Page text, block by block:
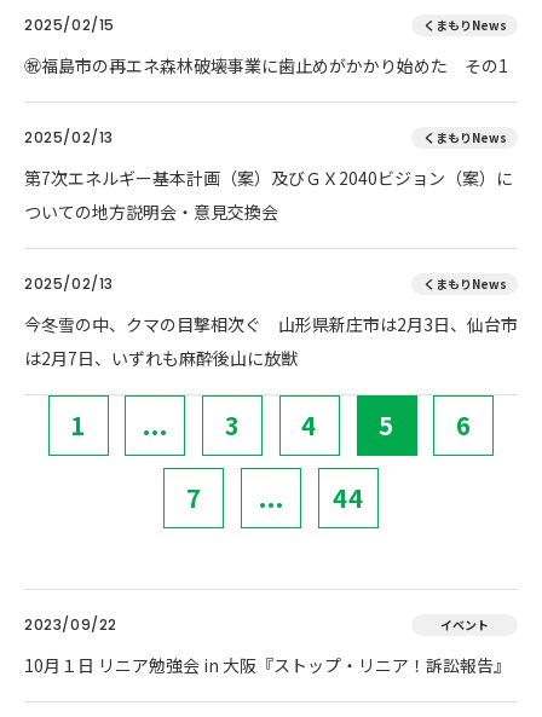
2025/02/15 くまもりNews
㊗️福島市の再エネ森林破壊事業に歯止めがかかり始めた その1
2025/02/13 くまもりNews
第7次エネルギー基本計画（案）及びＧＸ2040ビジョン（案）に
ついての地方説明会・意見交換会
2025/02/13 くまもりNews
今冬雪の中、クマの目撃相次ぐ 山形県新庄市は2月3日、仙台市
は2月7日、いずれも麻酔後山に放獣
1 ... 3 4 5 6
7 ... 44
2023/09/22 イベント
10月１日 リニア勉強会 in 大阪『ストップ・リニア！訴訟報告』